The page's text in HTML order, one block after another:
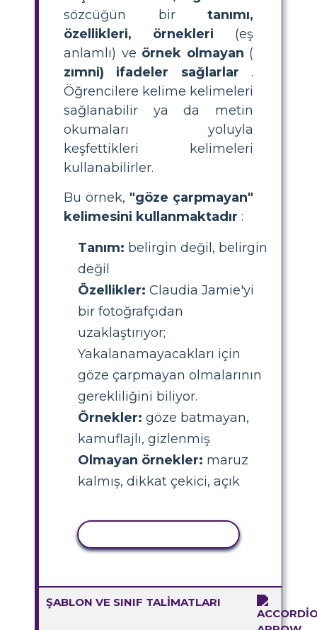
sözcüğün bir tanımı,
özellikleri, örnekleri (eş
anlamlı) ve örnek olmayan (
zımni) ifadeler sağlarlar .
Öğrencilere kelime kelimeleri
sağlanabilir ya da metin
okumaları yoluyla
keşfettikleri kelimeleri
kullanabilirler.
Bu örnek, "göze çarpmayan"
kelimesini kullanmaktadır :
Tanım: belirgin değil, belirgin
değil
Özellikler: Claudia Jamie'yi
bir fotoğrafçıdan
uzaklaştırıyor;
Yakalanamayacakları için
göze çarpmayan olmalarının
gerekliliğini biliyor.
Örnekler: göze batmayan,
kamuflajlı, gizlenmiş
Olmayan örnekler: maruz
kalmış, dikkat çekici, açık
ŞABLON VE SINIF TALIMATLARI